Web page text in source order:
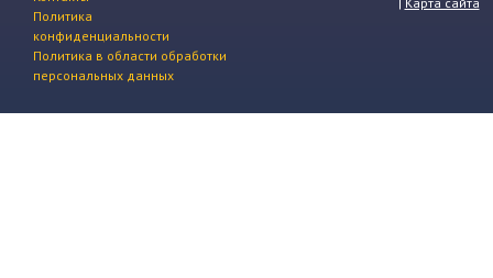
Политика
конфиденциальности
Политика в области обработки
персональных данных